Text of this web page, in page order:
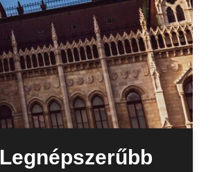
Legnépszerűbb